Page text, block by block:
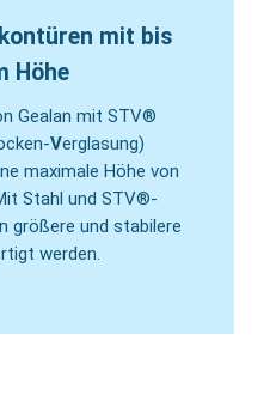
mit bis
Höhe
Gealan mit STV®
Verglasung)
maximale Höhe von
Stahl und STV®-
größere und stabilere
werden.